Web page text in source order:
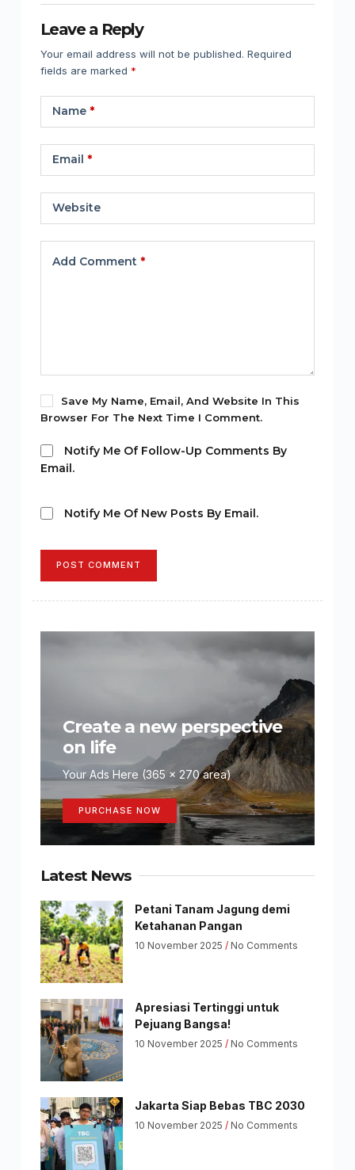
Leave a Reply
Your email address will not be published. Required
fields are marked *
Name*
Email *
Website
Add Comment *
Save My Name, Email, And Website In This
Browser For The Next Time I Comment.
Notify Me Of Follow-Up Comments By
Email.
Notify Me Of New Posts By Email.
POST COMMENT
Create a new perspective
on life
Your Ads Here (365 x 270 area)
PURCHASE NOW
Latest News
Petani Tanam Jagung demi
Ketahanan Pangan
10 November 2025 No Comments
Apresiasi Tertinggi untuk
Pejuang Bangsa!
10 November 2025 No Comments
Jakarta Siap Bebas TBC 2030
10 November 2025 No Comments